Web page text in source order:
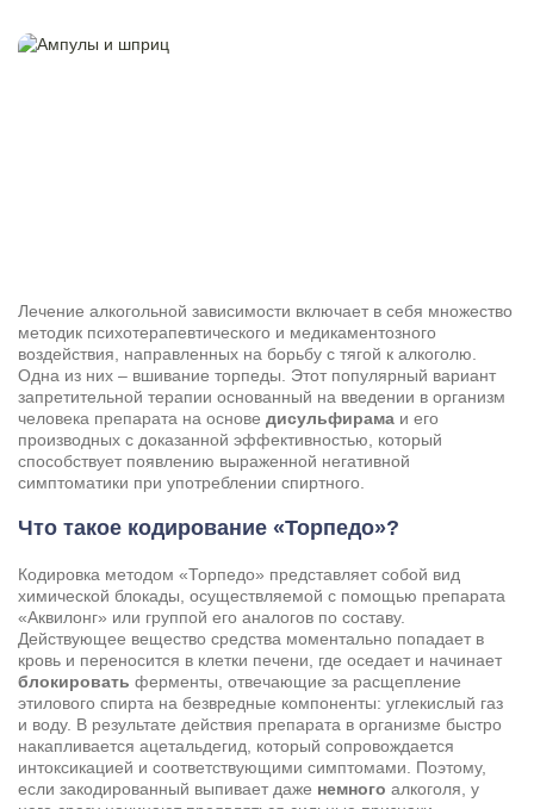
Лечение алкогольной зависимости включает в себя множество
методик психотерапевтического и медикаментозного
воздействия, направленных на борьбу с тягой к алкоголю.
Одна из них – вшивание торпеды. Этот популярный вариант
запретительной терапии основанный на введении в организм
человека препарата на основе дисульфирама и его
производных с доказанной эффективностью, который
способствует появлению выраженной негативной
симптоматики при употреблении спиртного.
Что такое кодирование «Торпедо»?
Кодировка методом «Торпедо» представляет собой вид
химической блокады, осуществляемой с помощью препарата
«Аквилонг» или группой его аналогов по составу.
Действующее вещество средства моментально попадает в
кровь и переносится в клетки печени, где оседает и начинает
блокировать ферменты, отвечающие за расщепление
этилового спирта на безвредные компоненты: углекислый газ
и воду. В результате действия препарата в организме быстро
накапливается ацетальдегид, который сопровождается
интоксикацией и соответствующими симптомами. Поэтому,
если закодированный выпивает даже немного алкоголя, у
Бесплатная консультация
Оставьте данные и мы вам перезвоним!
Выбор города
Поиск по сайту
Задать вопрос
Задайте свой вопрос и мы ответим вам